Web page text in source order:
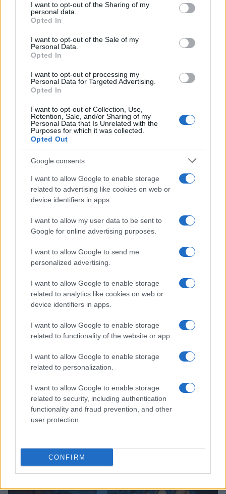
not limited to your visit or usage behaviour. You may click to
grant or deny consent to Google and its third-party tags to
use your data for below specified purposes in below Google
consent section.
I want to opt-out of the Sharing of my
personal data.
Opted In
I want to opt-out of the Sale of my
Personal Data.
Opted In
I want to opt-out of processing my
Personal Data for Targeted Advertising.
Opted In
I want to opt-out of Collection, Use,
Retention, Sale, and/or Sharing of my
Personal Data that Is Unrelated with the
Purposes for which it was collected.
Opted Out
Google consents
I want to allow Google to enable storage
related to advertising like cookies on web or
device identifiers in apps.
I want to allow my user data to be sent to
Google for online advertising purposes.
I want to allow Google to send me
personalized advertising.
I want to allow Google to enable storage
related to analytics like cookies on web or
device identifiers in apps.
I want to allow Google to enable storage
related to functionality of the website or app.
I want to allow Google to enable storage
related to personalization.
I want to allow Google to enable storage
related to security, including authentication
functionality and fraud prevention, and other
user protection.
CONFIRM
stampa del Porto Antico.
Continua a leggere
SERVIZI PER LE AZIENDE
Linda Pellegrini · 6 Ago 2026